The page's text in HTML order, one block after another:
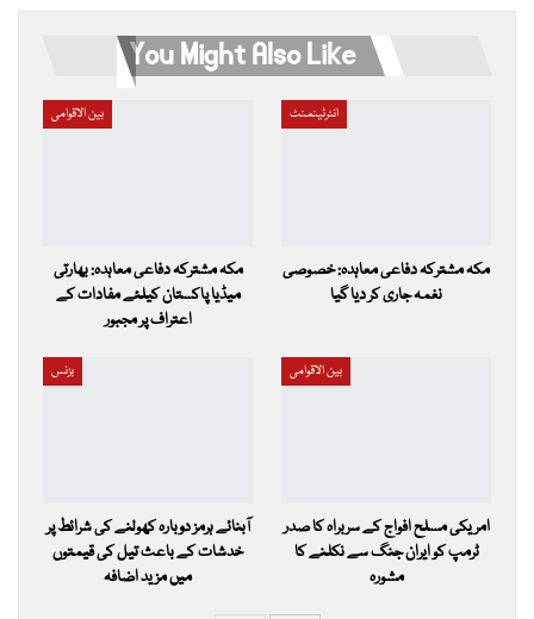
You Might Also Like
بین الاقوامی
مکہ مشترکہ دفاعی معاہدہ: بھارتی
میڈیا پاکستان کیلئے مفادات کے
اعتراف پر مجبور
انٹرٹینمنٹ
مکہ مشترکہ دفاعی معاہدہ: خصوصی
نغمہ جاری کر دیا گیا
بزنس
آبنائے ہرمز دوبارہ کھولنے کی شرائط پر
خدشات کے باعث تیل کی قیمتوں
میں مزید اضافہ
بین الاقوامی
امریکی مسلح افواج کے سربراہ کا صدر
ٹرمپ کو ایران جنگ سے نکلنے کا
مشورہ